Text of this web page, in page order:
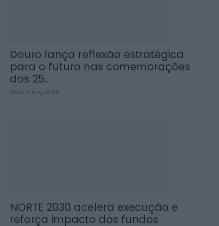
Douro lança reflexão estratégica
para o futuro nas comemorações
dos 25...
21 de Junho, 2026
NORTE 2030 acelera execução e
reforça impacto dos fundos